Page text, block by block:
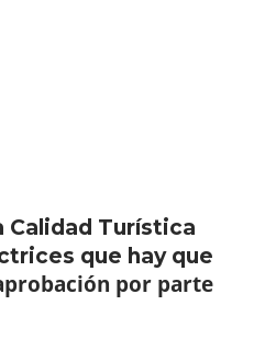
Calidad Turística
que hay que
por parte